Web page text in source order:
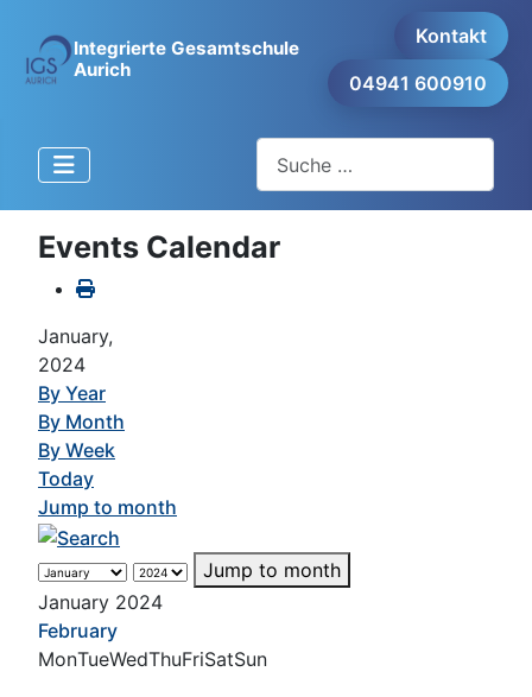
Integrierte Gesamtschule
Aurich
Kontakt
04941 600910
Events Calendar
January,
2024
By Year
By Month
By Week
Today
Jump to month
Jump to month
January 2024
February
MonTueWedThuFriSatSun